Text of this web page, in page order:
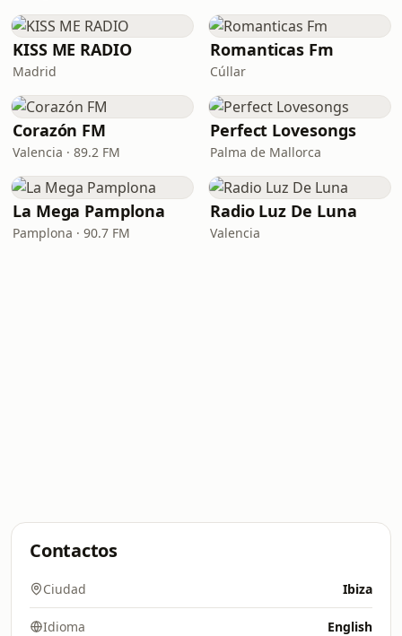
KISS ME RADIO
Madrid
Romanticas Fm
Cúllar
Corazón FM
Valencia · 89.2 FM
Perfect Lovesongs
Palma de Mallorca
La Mega Pamplona
Pamplona · 90.7 FM
Radio Luz De Luna
Valencia
Contactos
Ciudad Ibiza
Idioma English